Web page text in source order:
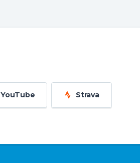
YouTube Strava